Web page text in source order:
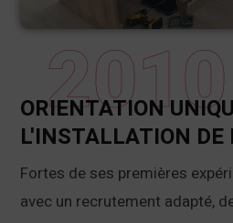
2010
ORIENTATION
L'INSTALLATION DE
Fortes de ses premières
avec un recrutement adapté,